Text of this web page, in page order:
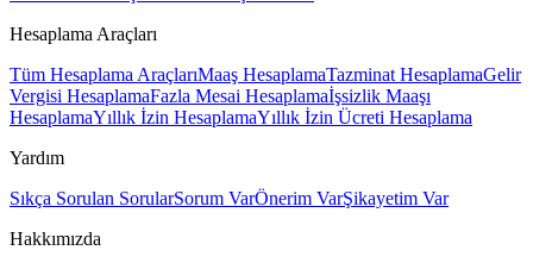
Hesaplama Araçları
Tüm Hesaplama AraçlarıMaaş HesaplamaTazminat HesaplamaGelir
Vergisi HesaplamaFazla Mesai Hesaplamaİşsizlik Maaşı
HesaplamaYıllık İzin HesaplamaYıllık İzin Ücreti Hesaplama
Yardım
Sıkça Sorulan SorularSorum VarÖnerim VarŞikayetim Var
Hakkımızda